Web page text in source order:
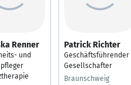
Renner
und
Patrick Richter
Geschäftsführender
Gesellschafter
Braunschweig